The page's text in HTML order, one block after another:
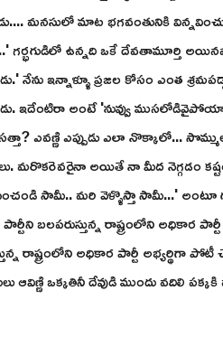
మనసులో మాట భగవంతునికి
ఉన్నది ఒకే దేవతామూర్తి
నేను ఇన్నాళ్ళూ ప్రజల కోసం ఎంత
ఇదేంటిరా అంటే 'నువ్వు
ఎవణ్ణి ఎప్పుడు ఎలా నొక్కాలో...
మరొకరెవరైనా అయితే నా మీద నెగ్గడం
సామీ.. మరి వెళ్ళొస్తా సామీ...' అంటూ
బలపరుస్తున్న రాష్ట్రంలోని అధికార
రాష్ట్రంలోని అధికార పార్టీ అభ్యర్థిగా
ఒక్కతినీ దేవుడి ముందు వదిలి పక్కకి